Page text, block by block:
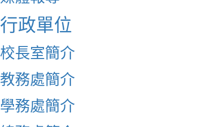
行政單位
校長室簡介
教務處簡介
學務處簡介